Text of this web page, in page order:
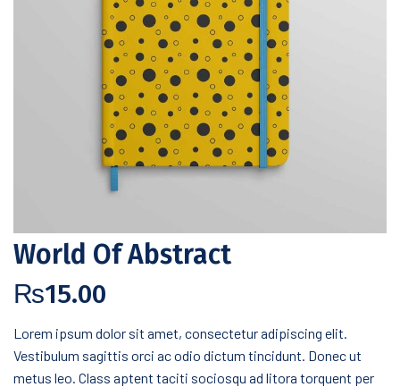
World Of Abstract
₨15.00
Lorem ipsum dolor sit amet, consectetur adipiscing elit.
Vestibulum sagittis orci ac odio dictum tincidunt. Donec ut
metus leo. Class aptent taciti sociosqu ad litora torquent per